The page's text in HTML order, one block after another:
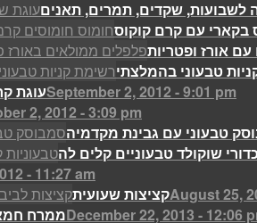
בקארי עם קרם קוקוס
טבעוני בהמלצתי
עוגתSeptember 2, 2012 - 9:01 pm
2, 2012 - 3:09 pm
טבעוני עם גבינת מקדמיה
- 11:27 am
קציצות שעועיתAugust 25,
ממרחDecember 22, 2013 - 12:06